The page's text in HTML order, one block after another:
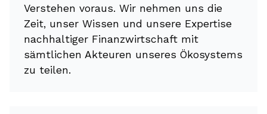
Verstehen voraus. Wir nehmen uns die
Zeit, unser Wissen und unsere Expertise
nachhaltiger Finanzwirtschaft mit
sämtlichen Akteuren unseres Ökosystems
zu teilen.